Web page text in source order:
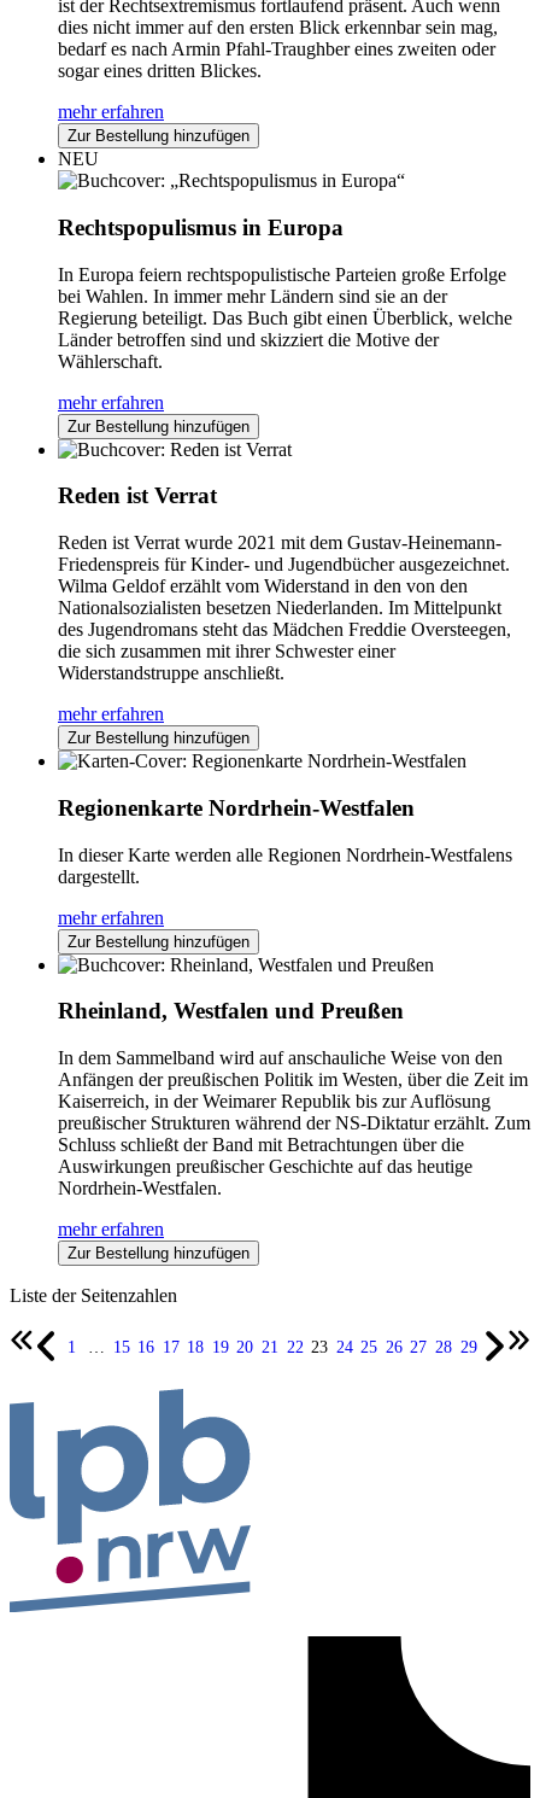
ist der Rechtsextremismus fortlaufend präsent. Auch wenn
dies nicht immer auf den ersten Blick erkennbar sein mag,
bedarf es nach Armin Pfahl-Traughber eines zweiten oder
sogar eines dritten Blickes.
mehr erfahren
Zur Bestellung hinzufügen
NEU
Rechtspopulismus in Europa
In Europa feiern rechtspopulistische Parteien große Erfolge
bei Wahlen. In immer mehr Ländern sind sie an der
Regierung beteiligt. Das Buch gibt einen Überblick, welche
Länder betroffen sind und skizziert die Motive der
Wählerschaft.
mehr erfahren
Zur Bestellung hinzufügen
Reden ist Verrat
Reden ist Verrat wurde 2021 mit dem Gustav-Heinemann-
Friedenspreis für Kinder- und Jugendbücher ausgezeichnet.
Wilma Geldof erzählt vom Widerstand in den von den
Nationalsozialisten besetzen Niederlanden. Im Mittelpunkt
des Jugendromans steht das Mädchen Freddie Oversteegen,
die sich zusammen mit ihrer Schwester einer
Widerstandstruppe anschließt.
mehr erfahren
Zur Bestellung hinzufügen
Regionenkarte Nordrhein-Westfalen
In dieser Karte werden alle Regionen Nordrhein-Westfalens
dargestellt.
mehr erfahren
Zur Bestellung hinzufügen
Rheinland, Westfalen und Preußen
In dem Sammelband wird auf anschauliche Weise von den
Anfängen der preußischen Politik im Westen, über die Zeit im
Kaiserreich, in der Weimarer Republik bis zur Auflösung
preußischer Strukturen während der NS-Diktatur erzählt. Zum
Schluss schließt der Band mit Betrachtungen über die
Auswirkungen preußischer Geschichte auf das heutige
Nordrhein-Westfalen.
mehr erfahren
Zur Bestellung hinzufügen
Liste der Seitenzahlen
1 15 16 17 18 19 20 21 22 23 24 25 26 27 28 29